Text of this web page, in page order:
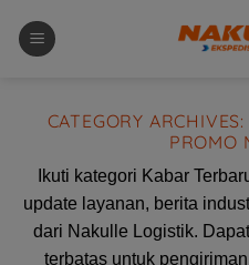
CATEGORY ARCHIVES:
PROMO
Ikuti kategori Kabar
update layanan, berita
dari Nakulle Logistik.
terbatas untuk